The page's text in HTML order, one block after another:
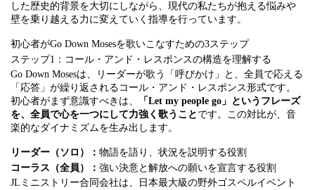
した歴史的背景を大切にしながら、現代の私たちが抱える悩みや
壁を乗り越える力に変えていく指導を行っています。
初心者がGo Down Mosesを歌いこなすための3ステップ
ステップ1：コール・アンド・レスポンスの構造を理解する
Go Down Mosesは、リーダーが歌う「呼びかけ」と、全員で応える
「応答」が繰り返されるコール・アンド・レスポンス形式です。
初心者がまず意識すべきは、
「Let my people go」というフレーズ
を、全員で心を一つにして力強く歌うこと です。この対比が、音
楽的なダイナミズムを生み出します。
リーダー（ソロ）： 物語を語り、状況を説明する役割
コーラス（全員）： 強い決意と解放への願いを宣言する役割
JLミニストリー合同会社は、日本最大級の野外ゴスペルイベント